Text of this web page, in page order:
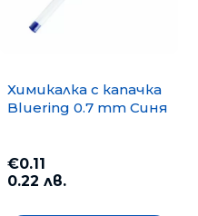
Химикалка с капачка
Bluering 0.7 mm Синя
€0.11
0.22 лв.